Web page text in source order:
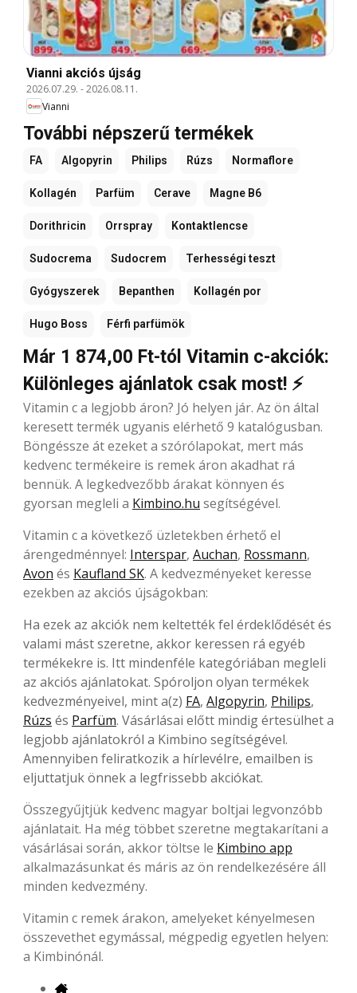
Vianni akciós újság
2026.07.29. -2026.08.11.
Vianni
További népszerű termékek
FA Algopyrin Philips Rúzs Normaflore
Kollagén Parfüm Cerave Magne B6
Dorithricin Orrspray Kontaktlencse
Sudocrema Sudocrem Terhességi teszt
Gyógyszerek Bepanthen Kollagén por
Hugo Boss Férfi parfümök
Már 1 874,00 Ft-tól Vitamin c-akciók:
Különleges ajánlatok csak most! ⚡
Vitamin c a legjobb áron? Jó helyen jár. Az ön által
keresett termék ugyanis elérhető 9 katalógusban.
Böngéssze át ezeket a szórólapokat, mert más
kedvenc termékeire is remek áron akadhat rá
bennük. A legkedvezőbb árakat könnyen és
gyorsan megleli a Kimbino.hu segítségével.
Vitamin c a következő üzletekben érhető el
árengedménnyel: Interspar, Auchan, Rossmann,
Avon és Kaufland SK. A kedvezményeket keresse
ezekben az akciós újságokban:
Ha ezek az akciók nem keltették fel érdeklődését és
valami mást szeretne, akkor keressen rá egyéb
termékekre is. Itt mindenféle kategóriában megleli
az akciós ajánlatokat. Spóroljon olyan termékek
kedvezményeivel, mint a(z) FA, Algopyrin, Philips,
Rúzs és Parfüm. Vásárlásai előtt mindig értesülhet a
legjobb ajánlatokról a Kimbino segítségével.
Amennyiben feliratkozik a hírlevélre, emailben is
eljuttatjuk önnek a legfrissebb akciókat.
Összegyűjtjük kedvenc magyar boltjai legvonzóbb
ajánlatait. Ha még többet szeretne megtakarítani a
vásárlásai során, akkor töltse le Kimbino app
alkalmazásunkat és máris az ön rendelkezésére áll
minden kedvezmény.
Vitamin c remek árakon, amelyeket kényelmesen
összevethet egymással, mégpedig egyetlen helyen:
a Kimbinónál.